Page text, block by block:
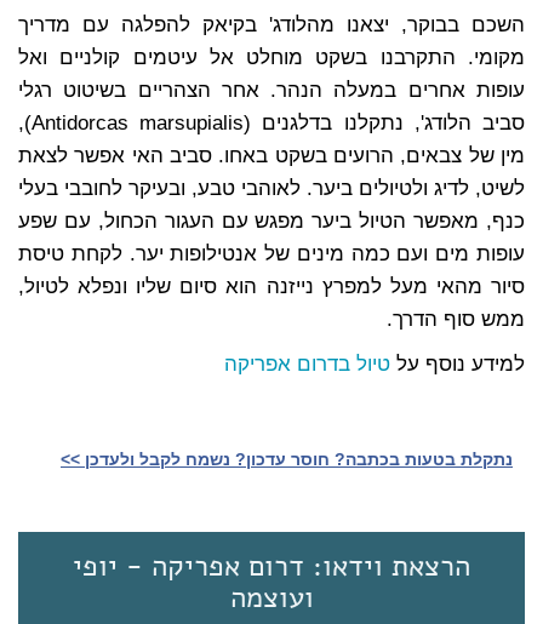
השכם בבוקר, יצאנו מהלודג' בקיאק להפלגה עם מדריך
מקומי. התקרבנו בשקט מוחלט אל עיטמים קולניים ואל
עופות אחרים במעלה הנהר. אחר הצהריים בשיטוט רגלי
סביב הלודג', נתקלנו בדלגנים (Antidorcas marsupialis),
מין של צבאים, הרועים בשקט באחו. סביב האי אפשר לצאת
לשיט, לדיג ולטיולים ביער. לאוהבי טבע, ובעיקר לחובבי בעלי
כנף, מאפשר הטיול ביער מפגש עם העגור הכחול, עם שפע
עופות מים ועם כמה מינים של אנטילופות יער. לקחת טיסת
סיור מהאי מעל למפרץ נייזנה הוא סיום שליו ונפלא לטיול,
ממש סוף הדרך.
למידע נוסף על טיול בדרום אפריקה
נתקלת בטעות בכתבה? חוסר עדכון? נשמח לקבל ולעדכן >>‎
הרצאת וידאו: דרום אפריקה - יופי
ועוצמה